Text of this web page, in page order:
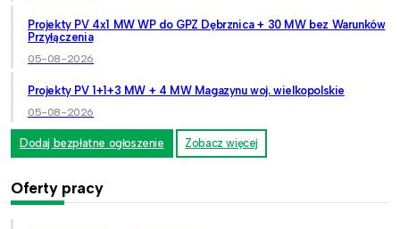
Projekty PV 4x1 MW WP do GPZ Dębrznica + 30 MW bez Warunków
Przyłączenia
05-08-2026
Projekty PV 1+1+3 MW + 4 MW Magazynu woj. wielkopolskie
05-08-2026
Dodaj bezpłatne ogłoszenie Zobacz więcej
Oferty pracy